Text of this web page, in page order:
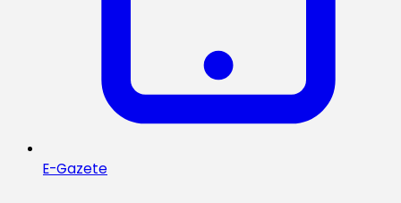
E-Gazete